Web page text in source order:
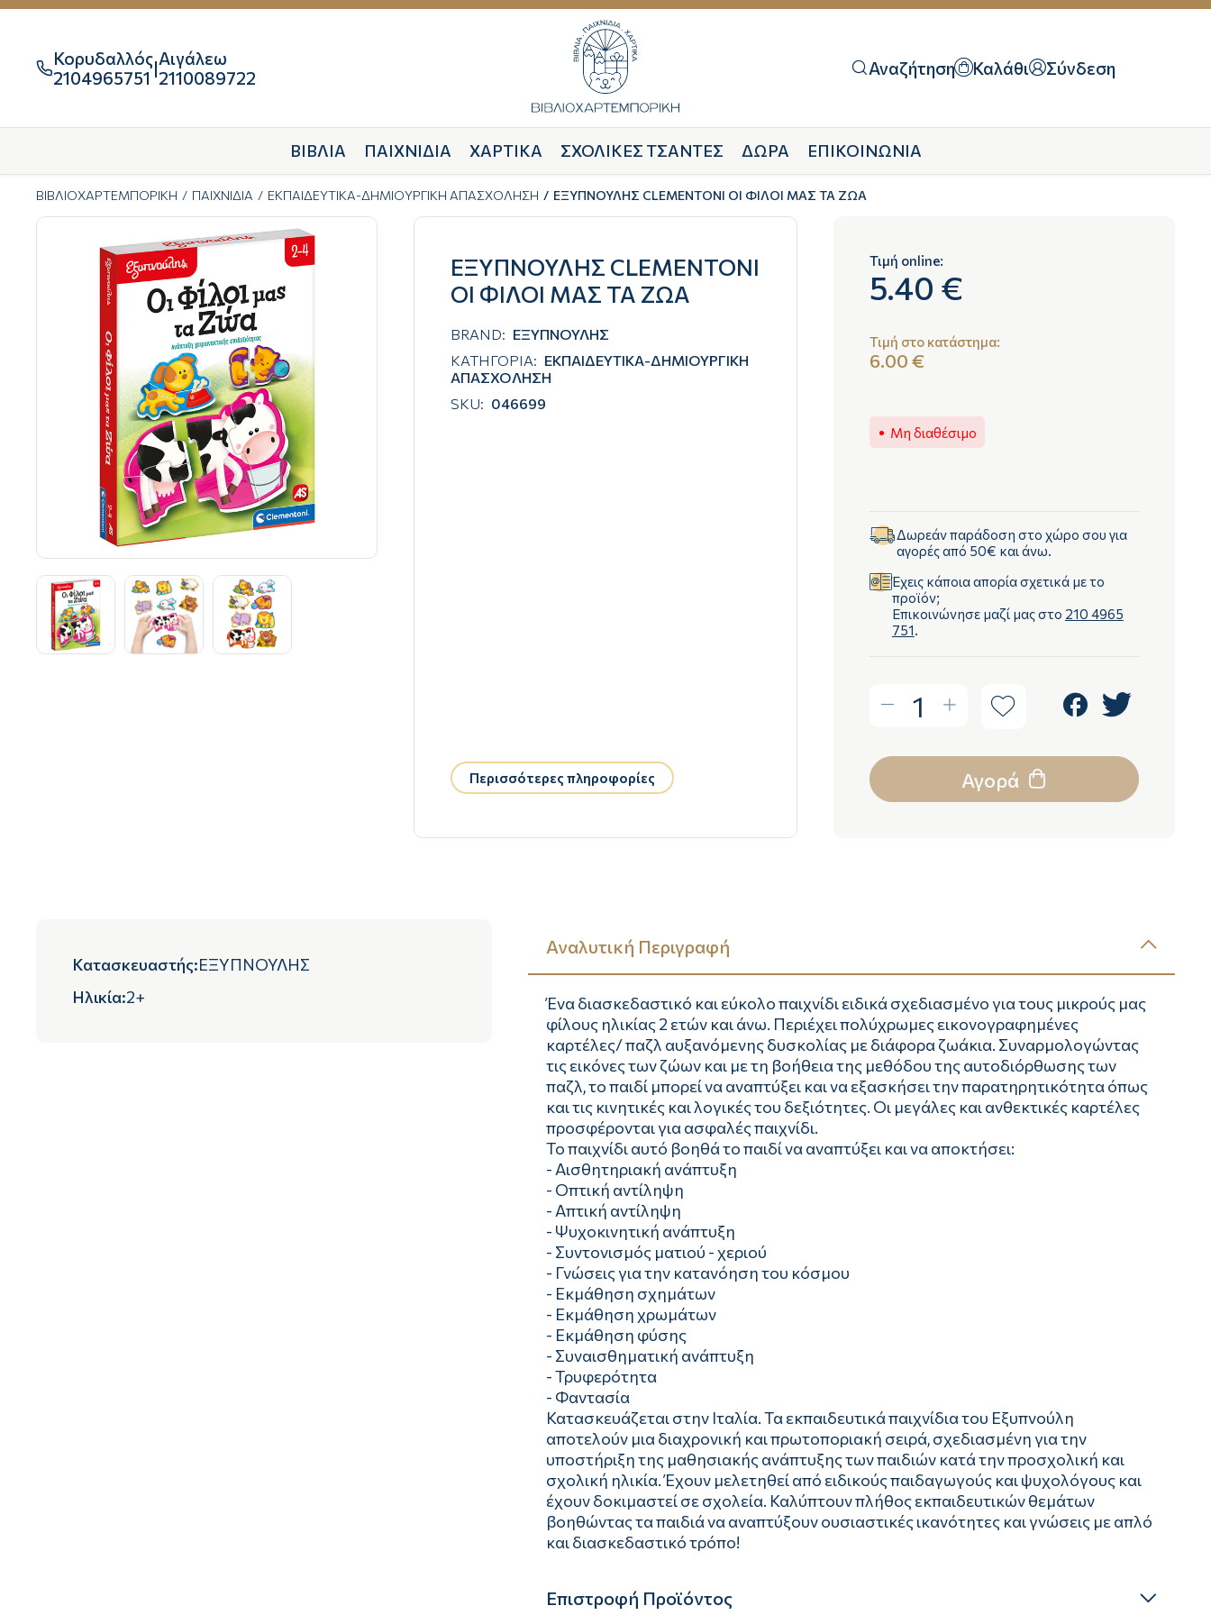
Κορυδαλλός
2104965751 |Αιγάλεω
2110089722
Αναζήτηση Καλάθι Σύνδεση
ΒΙΒΛΙΑ ΠΑΙΧΝΙΔΙΑ ΧΑΡΤΙΚΑ ΣΧΟΛΙΚΕΣ ΤΣΑΝΤΕΣ ΔΩΡΑ ΕΠΙΚΟΙΝΩΝΙΑ
ΒΙΒΛΙΟΧΑΡΤΕΜΠΟΡΙΚΗ ΠΑΙΧΝΙΔΙΑ ΕΚΠΑΙΔΕΥΤΙΚΑ-ΔΗΜΙΟΥΡΓΙΚΗ ΑΠΑΣΧΟΛΗΣΗ ΕΞΥΠΝΟΥΛΗΣ CLEMENTONI ΟΙ ΦΙΛΟΙ ΜΑΣ ΤΑ ΖΩΑ
ΕΞΥΠΝΟΥΛΗΣ CLEMENTONI
ΟΙ ΦΙΛΟΙ ΜΑΣ ΤΑ ΖΩΑ
BRAND: ΕΞΥΠΝΟΥΛΗΣ
ΚΑΤΗΓΟΡΙΑ: ΕΚΠΑΙΔΕΥΤΙΚΑ-ΔΗΜΙΟΥΡΓΙΚΗ
ΑΠΑΣΧΟΛΗΣΗ
SKU: 046699
Περισσότερες πληροφορίες
Τιμή online:
5.40 €
Τιμή στο κατάστημα:
6.00 €
Μη διαθέσιμο
Δωρεάν παράδοση στο χώρο σου για
αγορές από 50€ και άνω.
Έχεις κάποια απορία σχετικά με το
προϊόν;
Επικοινώνησε μαζί μας στο 210 4965
751
1
Αγορά
Κατασκευαστής:ΕΞΥΠΝΟΥΛΗΣ
Ηλικία:2+
Αναλυτική Περιγραφή
Ένα διασκεδαστικό και εύκολο παιχνίδι ειδικά σχεδιασμένο για τους μικρούς μας
φίλους ηλικίας 2 ετών και άνω. Περιέχει πολύχρωμες εικονογραφημένες
καρτέλες/ παζλ αυξανόμενης δυσκολίας με διάφορα ζωάκια. Συναρμολογώντας
τις εικόνες των ζώων και με τη βοήθεια της μεθόδου της αυτοδιόρθωσης των
παζλ, το παιδί μπορεί να αναπτύξει και να εξασκήσει την παρατηρητικότητα όπως
και τις κινητικές και λογικές του δεξιότητες. Οι μεγάλες και ανθεκτικές καρτέλες
προσφέρονται για ασφαλές παιχνίδι.
Το παιχνίδι αυτό βοηθά το παιδί να αναπτύξει και να αποκτήσει:
- Αισθητηριακή ανάπτυξη
- Oπτική αντίληψη
- Aπτική αντίληψη
- Ψυχοκινητική ανάπτυξη
- Συντονισμός ματιού - χεριού
- Γνώσεις για την κατανόηση του κόσμου
- Eκμάθηση σχημάτων
- Eκμάθηση χρωμάτων
- Eκμάθηση φύσης
- Συναισθηματική ανάπτυξη
- Τρυφερότητα
- Φαντασία
Κατασκευάζεται στην Ιταλία. Τα εκπαιδευτικά παιχνίδια του Εξυπνούλη
αποτελούν μια διαχρονική και πρωτοποριακή σειρά, σχεδιασμένη για την
υποστήριξη της μαθησιακής ανάπτυξης των παιδιών κατά την προσχολική και
σχολική ηλικία. Έχουν μελετηθεί από ειδικούς παιδαγωγούς και ψυχολόγους και
έχουν δοκιμαστεί σε σχολεία. Καλύπτουν πλήθος εκπαιδευτικών θεμάτων
βοηθώντας τα παιδιά να αναπτύξουν ουσιαστικές ικανότητες και γνώσεις με απλό
και διασκεδαστικό τρόπο!
Επιστροφή Προϊόντος